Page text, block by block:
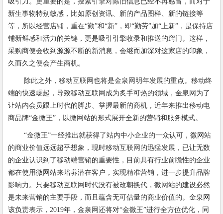
新生事物特别敏感，比如原创资讯、新的产品图样、新的链接等
等，所以经营店铺，重在“勤”和“新” ，即“勤劳”加“上新” ，是保持店
铺新鲜感和活力的关键，更是吸引引擎收录和推送的窍门。这样，
采购商便会收到源源不断的新消息，会继而加深对这家店的印象，
久而久之便会产生商机。
除此之外，移动互联网也将是金泉网明年发展的重点。移动终
端的快速崛起，导致移动互联网成为炙手可热的领域，金泉网为了
让站内会员跟上时代的脚步、掌握最新的商机，近年来推出移动电
商品牌“金微王” ，以微网站的形式展开全新的营销和服务模式。
“金微王”一经推出就获得了站内中小企业的一众认可，微网站
的商业价值远远超乎想象，现时移动互联网的迅猛发展，已让无数
的企业认识到了移动端营销的重要性，目前具有行业前瞻性的企业
都在使用微网站来培养潜在客户，实现精准营销，进一步提升品牌
影响力。只要移动互联网时代没有被改朝换代，微网站的建设必然
是未来营销的主要手段，而且蕴含无可估量的商业价值的。金泉网
该负责表示， 2019年，金泉网还将对“金微王”进行全方位优化，同